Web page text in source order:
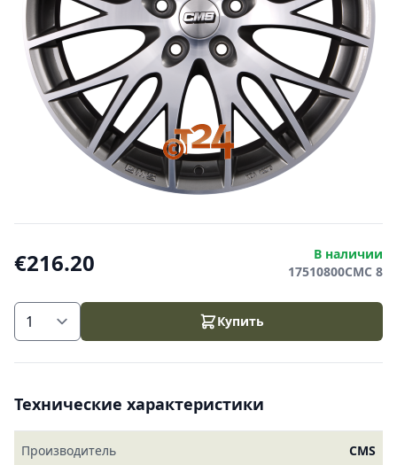
€216.20
В наличии
17510800CMC 8
Купить
Технические характеристики
Производитель CMS